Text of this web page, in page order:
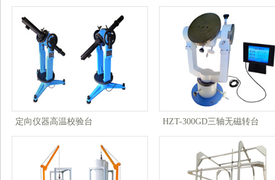
定向仪器高温校验台 HZT-300GD三轴无磁转台